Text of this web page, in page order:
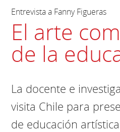
Entrevista a Fanny Figueras
El arte
de la
La docente e
visita Chile para
de educación